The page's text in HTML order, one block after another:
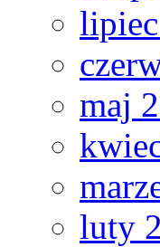
maj
luty